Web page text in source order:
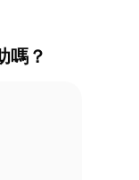
嗎？